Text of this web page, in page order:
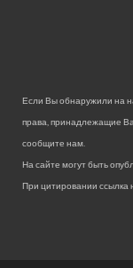
Если Вы обнаружили на
права, принадлежащие
сообщите нам.
На сайте могут быть
При цитировании ссылка